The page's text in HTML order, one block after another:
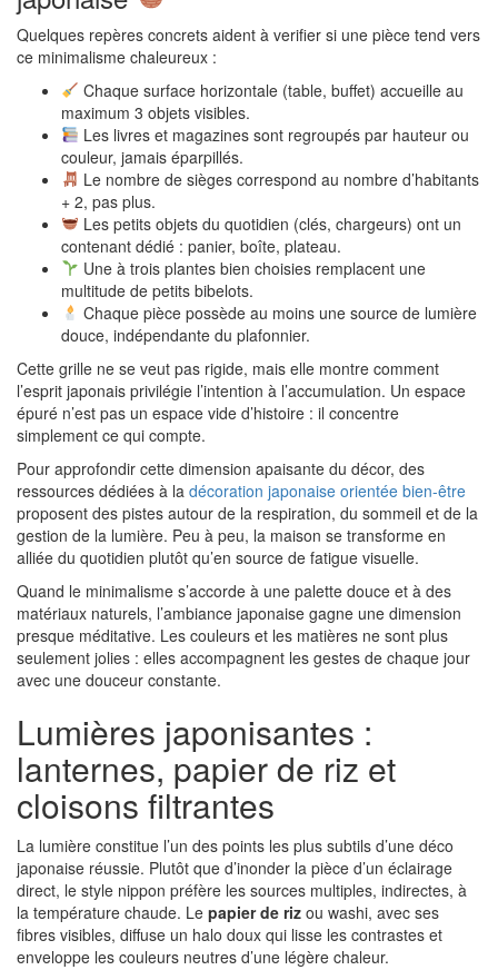
Quelques repères concrets aident à verifier si une pièce tend vers
ce minimalisme chaleureux :
Chaque surface horizontale (table, buffet) accueille au
maximum 3 objets visibles.
Les livres et magazines sont regroupés par hauteur ou
couleur, jamais éparpillés.
Le nombre de sièges correspond au nombre d’habitants
+ 2, pas plus.
Les petits objets du quotidien (clés, chargeurs) ont un
contenant dédié : panier, boîte, plateau.
Une à trois plantes bien choisies remplacent une
multitude de petits bibelots.
Chaque pièce possède au moins une source de lumière
douce, indépendante du plafonnier.
Cette grille ne se veut pas rigide, mais elle montre comment
l’esprit japonais privilégie l’intention à l’accumulation. Un espace
épuré n’est pas un espace vide d’histoire : il concentre
simplement ce qui compte.
Pour approfondir cette dimension apaisante du décor, des
ressources dédiées à la décoration japonaise orientée bien-être
proposent des pistes autour de la respiration, du sommeil et de la
gestion de la lumière. Peu à peu, la maison se transforme en
alliée du quotidien plutôt qu’en source de fatigue visuelle.
Quand le minimalisme s’accorde à une palette douce et à des
matériaux naturels, l’ambiance japonaise gagne une dimension
presque méditative. Les couleurs et les matières ne sont plus
seulement jolies : elles accompagnent les gestes de chaque jour
avec une douceur constante.
Lumières japonisantes :
lanternes, papier de riz et
cloisons filtrantes
La lumière constitue l’un des points les plus subtils d’une déco
japonaise réussie. Plutôt que d’inonder la pièce d’un éclairage
direct, le style nippon préfère les sources multiples, indirectes, à
la température chaude. Le papier de riz ou washi, avec ses
fibres visibles, diffuse un halo doux qui lisse les contrastes et
enveloppe les couleurs neutres d’une légère chaleur.